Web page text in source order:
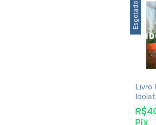
Esgotado
Livro
Steve
Pix